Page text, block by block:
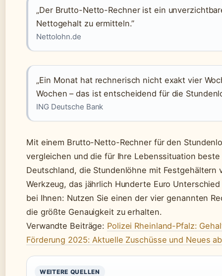
„Der Brutto-Netto-Rechner ist ein
Nettogehalt zu ermitteln.”
Nettolohn.de
„Ein Monat hat rechnerisch nicht exakt vier
Wochen – das ist entscheidend für die
ING Deutsche Bank
Mit einem Brutto-Netto-Rechner für den
vergleichen und die für Ihre Lebenssituation
Deutschland, die Stundenlöhne mit Festgehältern
Werkzeug, das jährlich Hunderte Euro
bei Ihnen: Nutzen Sie einen der vier genannten
die größte Genauigkeit zu erhalten.
Verwandte Beiträge: Polizei Rheinland-Pfalz:
Förderung 2025: Aktuelle Zuschüsse und Neues
WEITERE QUELLEN